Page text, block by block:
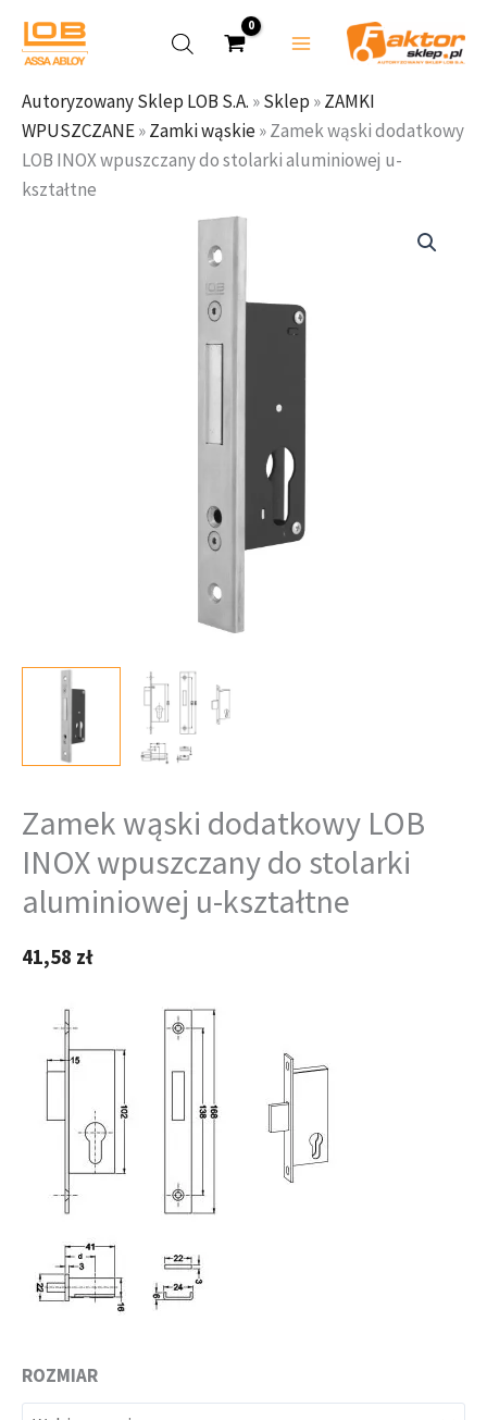
treści
Autoryzowany Sklep LOB S.A. »Sklep »ZAMKI
WPUSZCZANE»Zamki wąskie»Zamek wąski dodatkowy
LOB INOX wpuszczany do stolarki aluminiowej u-
kształtne
Zamek wąski dodatkowy LOB
INOX wpuszczany do stolarki
aluminiowej u-kształtne
41,58 zł
ROZMIAR